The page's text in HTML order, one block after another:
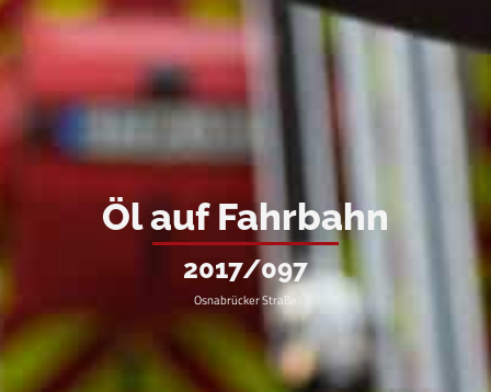
Öl auf Fahrbahn
2017/097
Osnabrücker Straße